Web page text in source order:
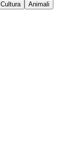
Cultura
Animali